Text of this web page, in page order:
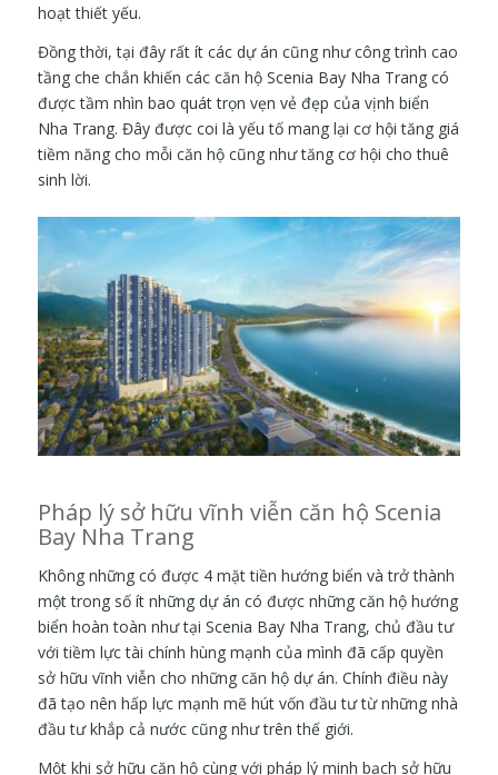
hoạt thiết yếu.
Đồng thời, tại đây rất ít các dự án cũng như công trình cao
tầng che chắn khiến các căn hộ Scenia Bay Nha Trang có
được tầm nhìn bao quát trọn vẹn vẻ đẹp của vịnh biển
Nha Trang. Đây được coi là yếu tố mang lại cơ hội tăng giá
tiềm năng cho mỗi căn hộ cũng như tăng cơ hội cho thuê
sinh lời.
Pháp lý sở hữu vĩnh viễn căn hộ Scenia
Bay Nha Trang
Không những có được 4 mặt tiền hướng biển và trở thành
một trong số ít những dự án có được những căn hộ hướng
biển hoàn toàn như tại Scenia Bay Nha Trang, chủ đầu tư
với tiềm lực tài chính hùng mạnh của mình đã cấp quyền
sở hữu vĩnh viễn cho những căn hộ dự án. Chính điều này
đã tạo nên hấp lực mạnh mẽ hút vốn đầu tư từ những nhà
đầu tư khắp cả nước cũng như trên thế giới.
Một khi sở hữu căn hộ cùng với pháp lý minh bạch sở hữu